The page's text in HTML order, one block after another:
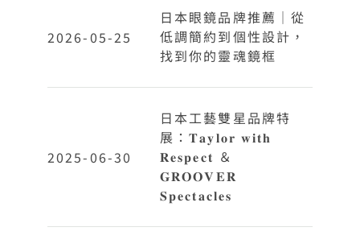
2026-05-25
日本眼鏡品牌推薦｜從
低調簡約到個性設計，
找到你的靈魂鏡框
2025-06-30
日本工藝雙星品牌特
展：𝐓𝐚𝐲𝐥𝐨𝐫 𝐰𝐢𝐭𝐡
𝐑𝐞𝐬𝐩𝐞𝐜𝐭 ＆
𝐆𝐑𝐎𝐎𝐕𝐄𝐑
𝐒𝐩𝐞𝐜𝐭𝐚𝐜𝐥𝐞𝐬